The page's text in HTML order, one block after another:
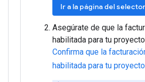
Ir a la página del
Asegúrate de que la
habilitada para tu
Confirma que la
habilitada para tu proyecto